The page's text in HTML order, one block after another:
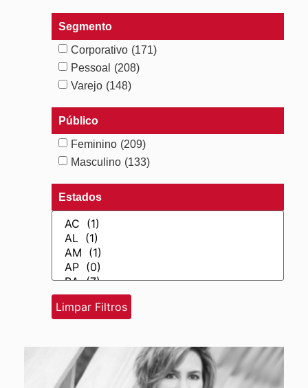
Segmento
Corporativo (171)
Pessoal
(208)
Varejo (148)
Público
Feminino (209)
Masculino (133)
Estados